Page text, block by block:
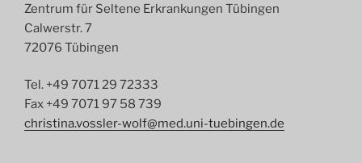
Zentrum für Seltene Erkrankungen Tübingen
Calwerstr. 7
72076 Tübingen
Tel. +49 7071 29 72333
Fax +49 7071 97 58 739
christina.vossler-wolf@med.uni-tuebingen.de